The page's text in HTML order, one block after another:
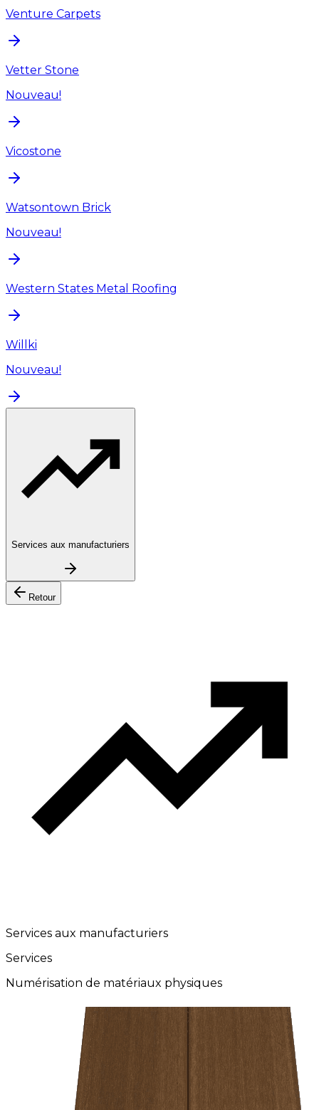
Venture Carpets
Vetter Stone
Nouveau!
Vicostone
Watsontown Brick
Nouveau!
Western States Metal Roofing
Willki
Nouveau!
Services aux manufacturiers
Retour
Services aux manufacturiers
Services
Numérisation de matériaux physiques